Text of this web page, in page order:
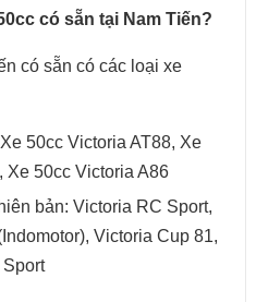
có sẵn tại Nam Tiến?
có sẵn có các loại xe
50cc Victoria AT88, Xe
Xe 50cc Victoria A86
bản: Victoria RC Sport,
Victoria Cup 81,